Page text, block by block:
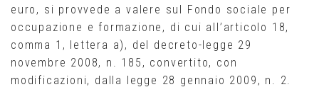
euro, si provvede a valere sul Fondo sociale per
occupazione e formazione, di cui all’articolo 18,
comma 1, lettera a), del decreto-legge 29
novembre 2008, n. 185, convertito, con
modificazioni, dalla legge 28 gennaio 2009, n. 2.